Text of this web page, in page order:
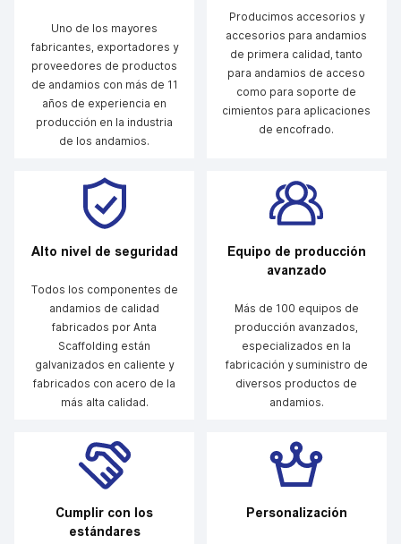
Uno de los mayores
fabricantes, exportadores y
proveedores de productos
de andamios con más de 11
años de experiencia en
producción en la industria
de los andamios.
Producimos accesorios y
accesorios para andamios
de primera calidad, tanto
para andamios de acceso
como para soporte de
cimientos para aplicaciones
de encofrado.
Alto nivel de seguridad
Todos los componentes de
andamios de calidad
fabricados por Anta
Scaffolding están
galvanizados en caliente y
fabricados con acero de la
más alta calidad.
Equipo de producción
avanzado
Más de 100 equipos de
producción avanzados,
especializados en la
fabricación y suministro de
diversos productos de
andamios.
Cumplir con los
estándares
Personalización